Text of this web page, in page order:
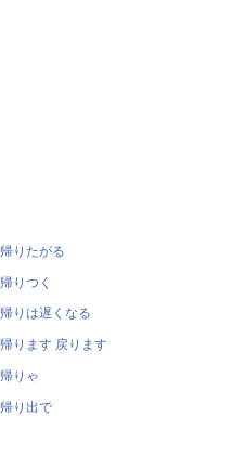
帰りたがる
帰りつく
帰りは遅くなる
帰ります 戻ります
帰りゃ
帰り出で